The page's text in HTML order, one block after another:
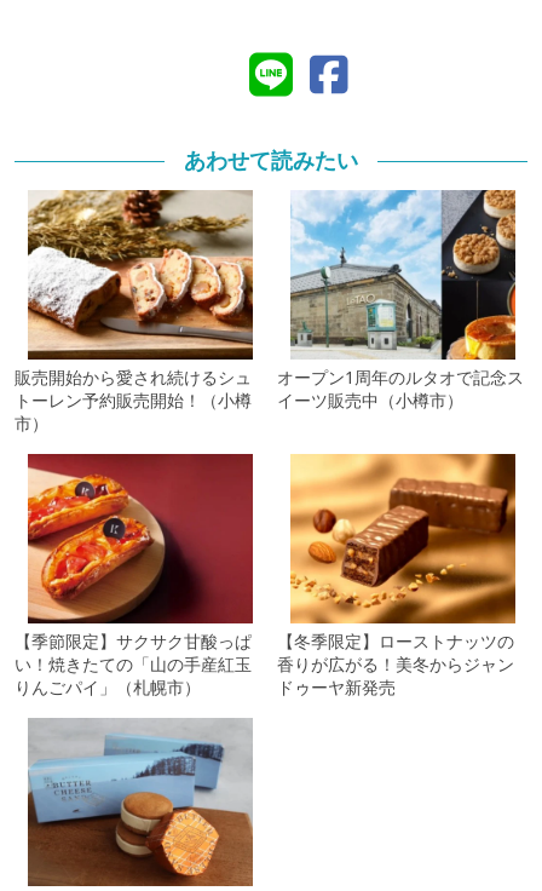
あわせて読みたい
販売開始から愛され続けるシュ
トーレン予約販売開始！（小樽
市）
オープン1周年のルタオで記念ス
イーツ販売中（小樽市）
【季節限定】サクサク甘酸っぱ
い！焼きたての「山の手産紅玉
りんごパイ」（札幌市）
【冬季限定】ローストナッツの
香りが広がる！美冬からジャン
ドゥーヤ新発売